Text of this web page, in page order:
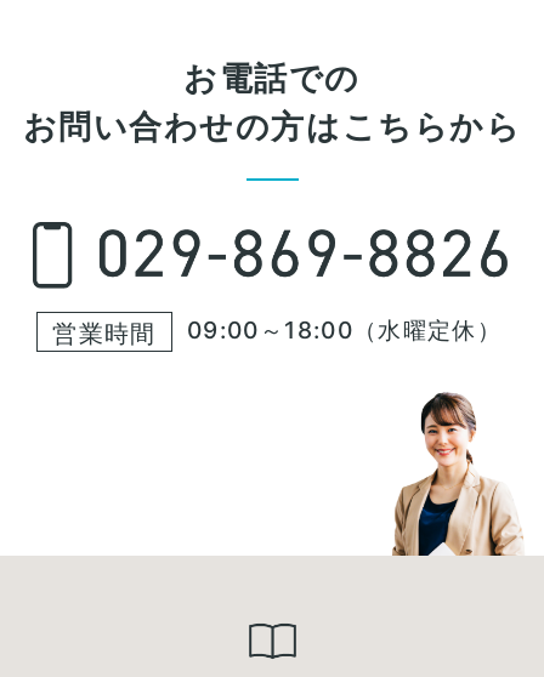
お電話での
お問い合わせの方はこちらから
営業時間 09:00～18:00（水曜定休）